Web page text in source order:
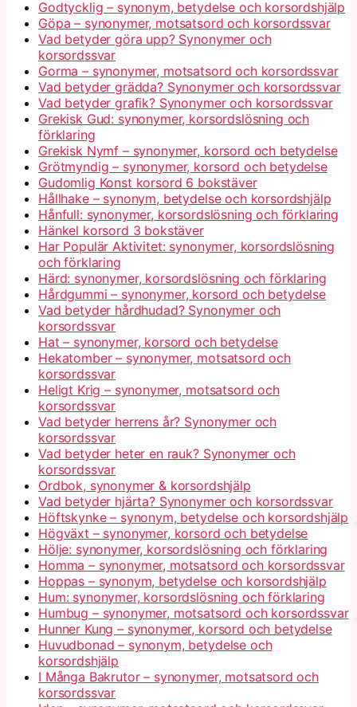
Godtycklig – synonym, betydelse och korsordshjälp
Göpa – synonymer, motsatsord och korsordssvar
Vad betyder göra upp? Synonymer och
korsordssvar
Gorma – synonymer, motsatsord och korsordssvar
Vad betyder grädda? Synonymer och korsordssvar
Vad betyder grafik? Synonymer och korsordssvar
Grekisk Gud: synonymer, korsordslösning och
förklaring
Grekisk Nymf – synonymer, korsord och betydelse
Grötmyndig – synonymer, korsord och betydelse
Gudomlig Konst korsord 6 bokstäver
Hållhake – synonym, betydelse och korsordshjälp
Hånfull: synonymer, korsordslösning och förklaring
Hänkel korsord 3 bokstäver
Har Populär Aktivitet: synonymer, korsordslösning
och förklaring
Härd: synonymer, korsordslösning och förklaring
Hårdgummi – synonymer, korsord och betydelse
Vad betyder hårdhudad? Synonymer och
korsordssvar
Hat – synonymer, korsord och betydelse
Hekatomber – synonymer, motsatsord och
korsordssvar
Heligt Krig – synonymer, motsatsord och
korsordssvar
Vad betyder herrens år? Synonymer och
korsordssvar
Vad betyder heter en rauk? Synonymer och
korsordssvar
Ordbok, synonymer & korsordshjälp
Vad betyder hjärta? Synonymer och korsordssvar
Höftskynke – synonym, betydelse och korsordshjälp
Högväxt – synonymer, korsord och betydelse
Hölje: synonymer, korsordslösning och förklaring
Homma – synonymer, motsatsord och korsordssvar
Hoppas – synonym, betydelse och korsordshjälp
Hum: synonymer, korsordslösning och förklaring
Humbug – synonymer, motsatsord och korsordssvar
Hunner Kung – synonymer, korsord och betydelse
Huvudbonad – synonym, betydelse och
korsordshjälp
I Många Bakrutor – synonymer, motsatsord och
korsordssvar